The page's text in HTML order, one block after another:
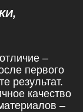
–
первого
результат.
качество
–